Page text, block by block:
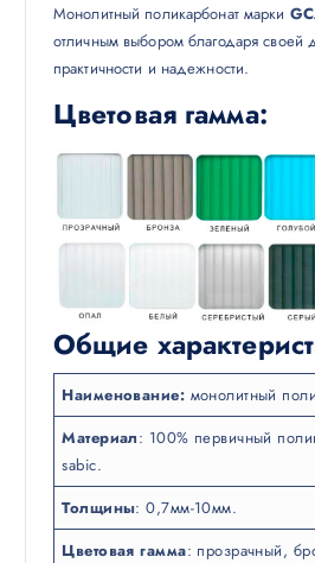
Монолитный поликарбонат марки
отличным выбором благодаря своей
практичности и надежности.
Цветовая гамма:
Общие
Наименование: монолитный
Материал: 100% первичный
sabic.
Толщины: 0,7мм-10мм.
Цветовая гамма: прозрачный,